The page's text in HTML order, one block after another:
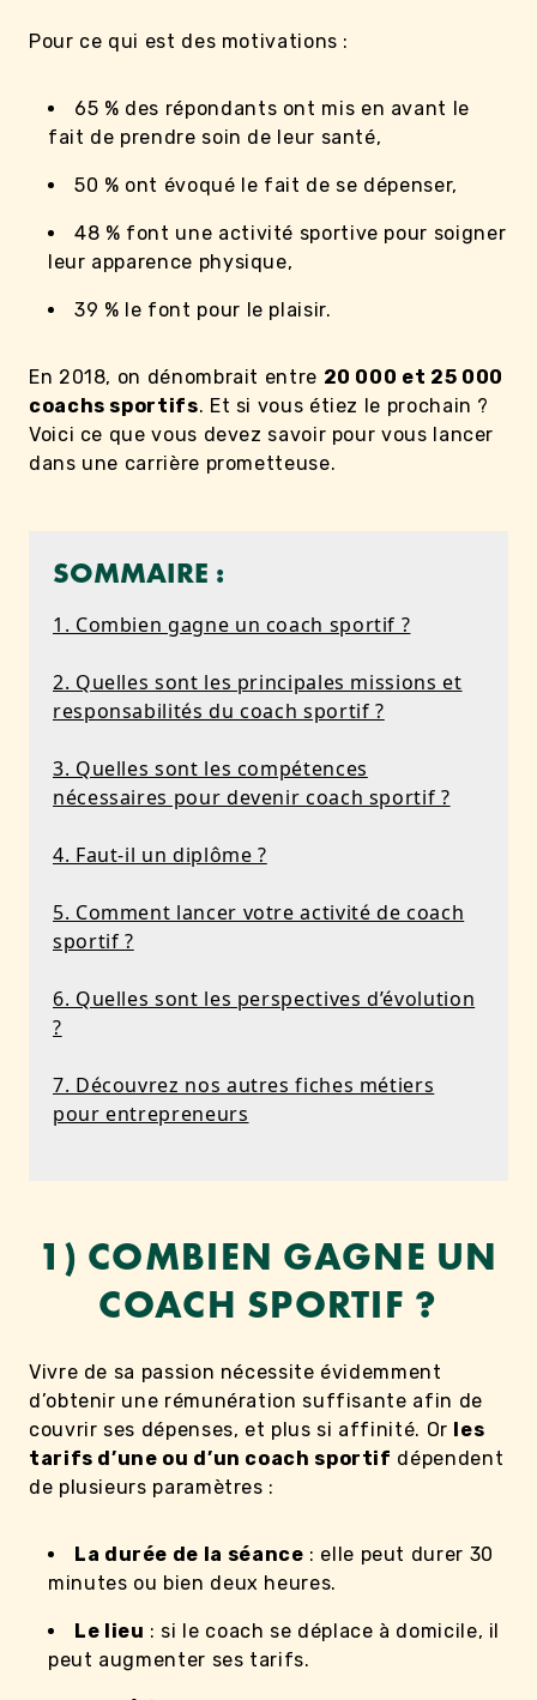
Pour ce qui est des motivations :
65 % des répondants ont mis en avant le
fait de prendre soin de leur santé,
50 % ont évoqué le fait de se dépenser,
48 % font une activité sportive pour soigner
leur apparence physique,
39 % le font pour le plaisir.
En 2018, on dénombrait entre 20 000 et 25 000
coachs sportifs. Et si vous étiez le prochain ?
Voici ce que vous devez savoir pour vous lancer
dans une carrière prometteuse.
SOMMAIRE :
1. Combien gagne un coach sportif ?
2. Quelles sont les principales missions et
responsabilités du coach sportif ?
3. Quelles sont les compétences
nécessaires pour devenir coach sportif ?
4. Faut-il un diplôme ?
5. Comment lancer votre activité de coach
sportif ?
6. Quelles sont les perspectives d’évolution
?
7. Découvrez nos autres fiches métiers
pour entrepreneurs
1) COMBIEN GAGNE UN
COACH SPORTIF ?
Vivre de sa passion nécessite évidemment
d’obtenir une rémunération suffisante afin de
couvrir ses dépenses, et plus si affinité. Or les
tarifs d’une ou d’un coach sportif dépendent
de plusieurs paramètres :
La durée de la séance : elle peut durer 30
minutes ou bien deux heures.
Le lieu : si le coach se déplace à domicile, il
peut augmenter ses tarifs.